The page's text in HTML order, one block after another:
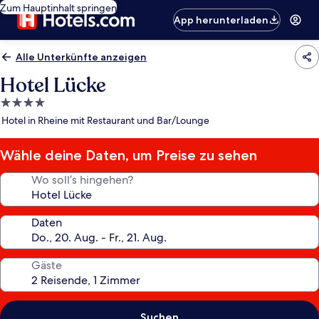
Zum Hauptinhalt springen
App herunterladen
Alle Unterkünfte anzeigen
Hotel Lücke
4.0-
Sterne-
Hotel in Rheine mit Restaurant und Bar/Lounge
Wähle deine Daten, um Preise zu sehen
Wo soll’s hingehen?
Daten
Gäste